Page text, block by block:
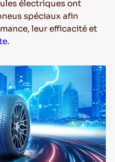
dans la neige
électriques ont
spéciaux afin
leur efficacité et
.